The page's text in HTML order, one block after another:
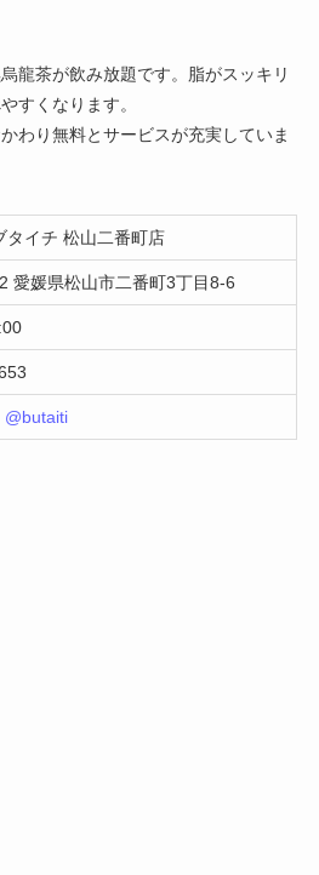
龍茶が飲み放題です。脂がスッキリ
すくなります。
わり無料とサービスが充実していま
タイチ 松山二番町店
愛媛県松山市二番町3丁目8-6
@butaiti